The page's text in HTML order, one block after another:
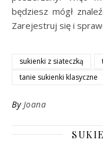
będziesz mógł
Zarejestruj się i
sukienki z siateczką
tanie sukienki klasyczne
By Joana